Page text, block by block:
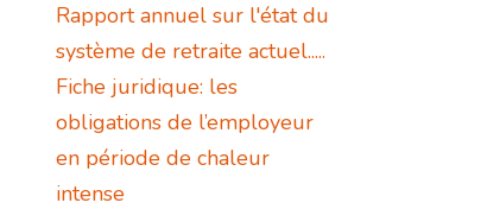
Rapport annuel sur l'état du
système de retraite actuel.....
Fiche juridique: les
obligations de l’employeur
en période de chaleur
intense